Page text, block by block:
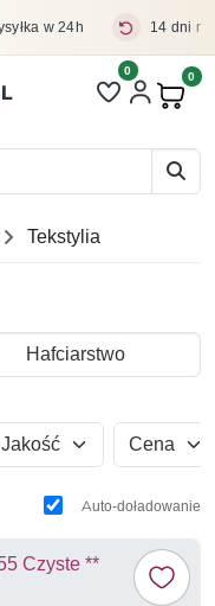
w 24h 14 dni
Liczba pozycji
0 0
Tekstylia
Hafciarstwo
Jakość Cena
Auto-doładowanie